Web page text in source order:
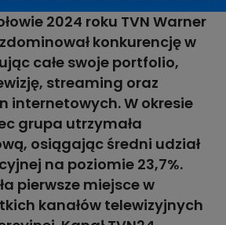
2024 roku TVN Warner
konkurencję w
całe swoje portfolio,
streaming oraz
internetowych. W okresie
grupa utrzymała
osiągając średni udział
na poziomie 23,7%.
pierwsze miejsce w
kanałów telewizyjnych